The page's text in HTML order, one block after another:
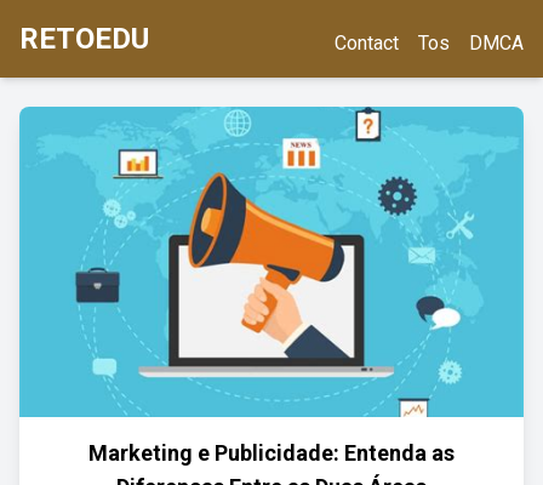
RETOEDU Contact Tos DMCA
Marketing e Publicidade: Entenda as